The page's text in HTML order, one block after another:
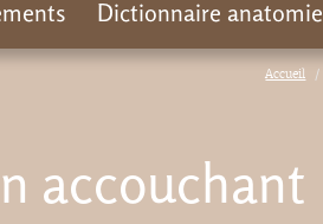
Accueil
accouchant
Dictionnaire anatomie